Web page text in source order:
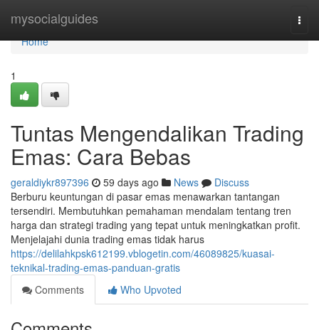
mysocialguides
Home
Home
1
Tuntas Mengendalikan Trading
Emas: Cara Bebas
geraldiykr897396 59 days ago News
Discuss
Berburu keuntungan di pasar emas menawarkan tantangan
tersendiri. Membutuhkan pemahaman mendalam tentang tren
harga dan strategi trading yang tepat untuk meningkatkan profit.
Menjelajahi dunia trading emas tidak harus
https://delilahkpsk612199.vblogetin.com/46089825/kuasai-
teknikal-trading-emas-panduan-gratis
Comments
Who Upvoted